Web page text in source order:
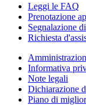
Leggi le FAQ
Prenotazione
Segnalazione
Richiesta
Informativa
Note legali
Dichiarazione
Piano di